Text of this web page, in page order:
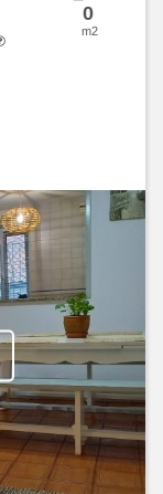
0
m2